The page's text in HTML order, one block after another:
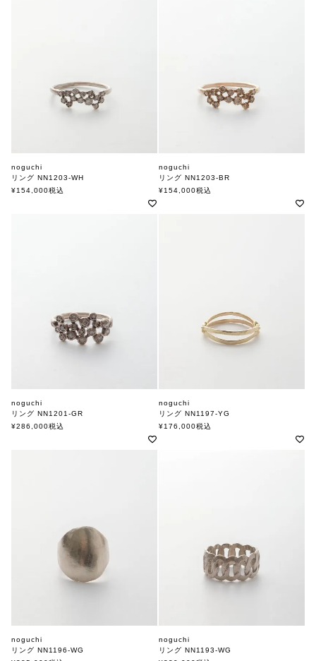
noguchi
リング NN1203-WH
ノグチ
¥154,000税込
noguchi
リング NN1203-BR
ノグチ
¥154,000税込
noguchi
リング NN1201-GR
ノグチ
¥286,000税込
noguchi
リング NN1197-YG
ノグチ
¥176,000税込
noguchi
リング NN1196-WG
noguchi
リング NN1193-WG